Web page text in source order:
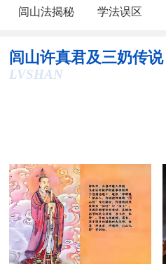
闾山法揭秘 学法误区
闾山许真君及三奶传说
LVSHAN